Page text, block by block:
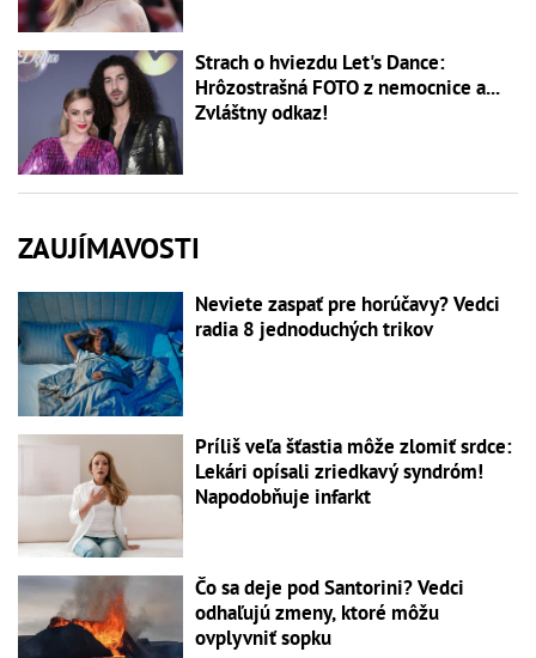
Strach o hviezdu Let's Dance:
Hrôzostrašná FOTO z nemocnice a...
Zvláštny odkaz!
ZAUJÍMAVOSTI
Neviete zaspať pre horúčavy? Vedci
radia 8 jednoduchých trikov
Príliš veľa šťastia môže zlomiť srdce:
Lekári opísali zriedkavý syndróm!
Napodobňuje infarkt
Čo sa deje pod Santorini? Vedci
odhaľujú zmeny, ktoré môžu
ovplyvniť sopku